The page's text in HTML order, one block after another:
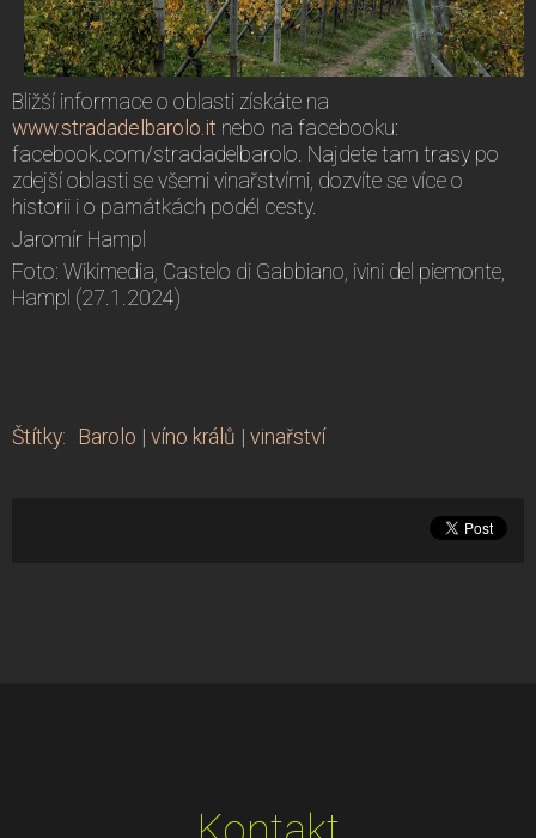
Bližší informace o oblasti získáte na
www.stradadelbarolo.it nebo na facebooku:
facebook.com/stradadelbarolo. Najdete tam trasy po
zdejší oblasti se všemi vinařstvími, dozvíte se více o
historii i o památkách podél cesty.
Jaromír Hampl
Foto: Wikimedia, Castelo di Gabbiano, ivini del piemonte,
Hampl (27.1.2024)
Štítky: Barolo | víno králů | vinařství